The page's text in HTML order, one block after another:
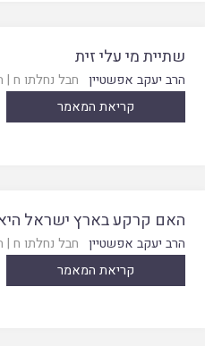
שתיית מי עלי זית
הרב יעקב אפשטיין חבל נחלתו ח |
קריאת המאמר
האם קרקע בארץ ישראל היא
הרב יעקב אפשטיין חבל נחלתו ח |
קריאת המאמר